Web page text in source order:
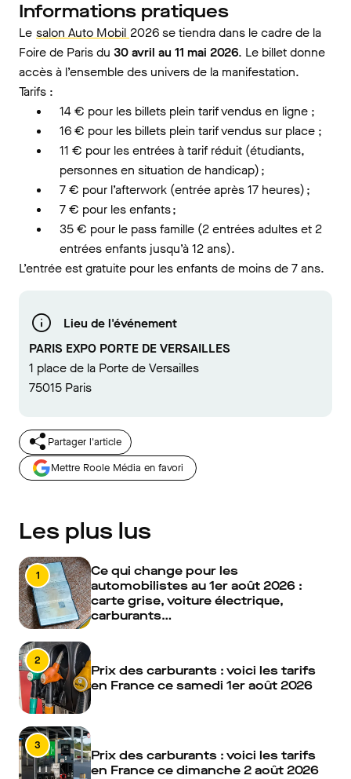
Informations pratiques
Le salon Auto Mobil 2026 se tiendra dans le cadre de la
Foire de Paris du 30 avril au 11 mai 2026. Le billet donne
accès à l’ensemble des univers de la manifestation.
Tarifs :
14 € pour les billets plein tarif vendus en ligne ;
16 € pour les billets plein tarif vendus sur place ;
11 € pour les entrées à tarif réduit (étudiants,
personnes en situation de handicap) ;
7 € pour l’afterwork (entrée après 17 heures) ;
7 € pour les enfants ;
35 € pour le pass famille (2 entrées adultes et 2
entrées enfants jusqu’à 12 ans).
L’entrée est gratuite pour les enfants de moins de 7 ans.
Lieu de l'événement
PARIS EXPO PORTE DE VERSAILLES
1 place de la Porte de Versailles
75015 Paris
Partager l'article
Mettre Roole Média en favori
Les plus lus
1
Ce qui change pour les
automobilistes au 1er août 2026 :
carte grise, voiture électrique,
carburants…
2
Prix des carburants : voici les tarifs
en France ce samedi 1er août 2026
3
Prix des carburants : voici les tarifs
en France ce dimanche 2 août 2026